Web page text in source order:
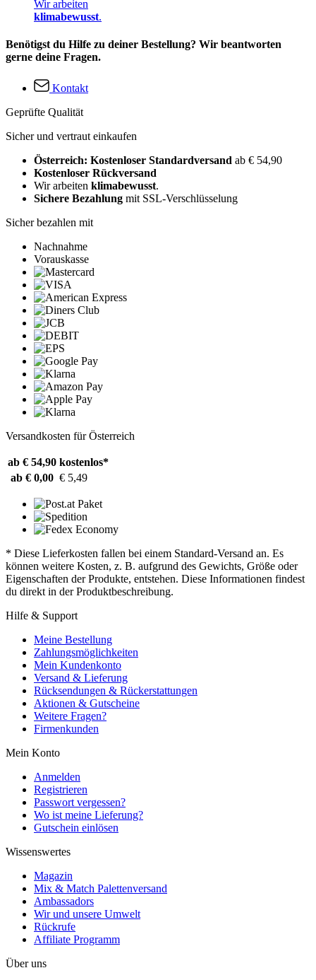
Wir arbeiten
klimabewusst.
Benötigst du Hilfe zu deiner Bestellung? Wir beantworten
gerne deine Fragen.
Kontakt
Geprüfte Qualität
Sicher und vertraut einkaufen
Österreich: Kostenloser Standardversand ab € 54,90
Kostenloser Rückversand
Wir arbeiten klimabewusst.
Sichere Bezahlung mit SSL-Verschlüsselung
Sicher bezahlen mit
Nachnahme
Vorauskasse
Versandkosten für Österreich
ab € 54,90 kostenlos*
ab € 0,00 € 5,49
* Diese Lieferkosten fallen bei einem Standard-Versand an. Es
können weitere Kosten, z. B. aufgrund des Gewichts, Größe oder
Eigenschaften der Produkte, entstehen. Diese Informationen findest
du direkt in der Produktbeschreibung.
Hilfe & Support
Meine Bestellung
Zahlungsmöglichkeiten
Mein Kundenkonto
Versand & Lieferung
Rücksendungen & Rückerstattungen
Aktionen & Gutscheine
Weitere Fragen?
Firmenkunden
Mein Konto
Anmelden
Registrieren
Passwort vergessen?
Wo ist meine Lieferung?
Gutschein einlösen
Wissenswertes
Magazin
Mix & Match Palettenversand
Ambassadors
Wir und unsere Umwelt
Rückrufe
Affiliate Programm
Über uns